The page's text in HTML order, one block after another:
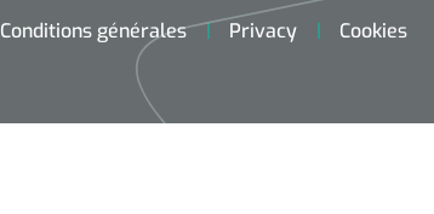
Conditions générales Privacy Cookies